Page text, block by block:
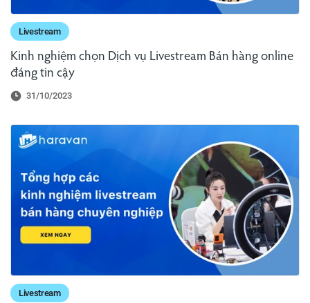
Livestream
Kinh nghiệm chọn Dịch vụ Livestream Bán hàng online
đáng tin cậy
31/10/2023
Livestream